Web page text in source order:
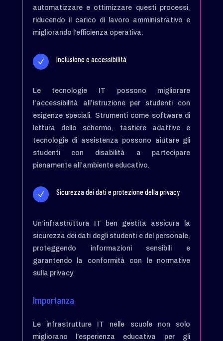
automatizzare e ottimizzare questi processi,
riducendo il carico di lavoro amministrativo e
migliorando l’efficienza operativa.
N Inclusione e accessibilità
Le tecnologie IT possono migliorare
l’accessibilità all’istruzione per studenti con
esigenze speciali. Strumenti come software di
lettura dello schermo, tastiere adattive e
tecnologie di assistenza possono aiutare gli
studenti con disabilità a partecipare
pienamente all’ambiente educativo.
N Sicurezza dei dati e protezione della privacy
Un’infrastruttura IT ben gestita assicura la
sicurezza dei dati degli studenti e del personale,
proteggendo informazioni sensibili e
garantendo la conformità con le normative
sulla privacy.
Importanza
Le infrastrutture IT nelle scuole non solo
migliorano l’esperienza educativa per gli